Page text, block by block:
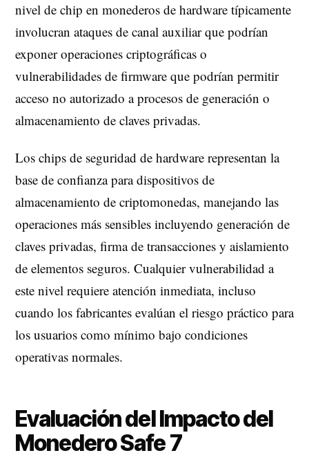
nivel de chip en monederos de hardware típicamente
involucran ataques de canal auxiliar que podrían
exponer operaciones criptográficas o
vulnerabilidades de firmware que podrían permitir
acceso no autorizado a procesos de generación o
almacenamiento de claves privadas.
Los chips de seguridad de hardware representan la
base de confianza para dispositivos de
almacenamiento de criptomonedas, manejando las
operaciones más sensibles incluyendo generación de
claves privadas, firma de transacciones y aislamiento
de elementos seguros. Cualquier vulnerabilidad a
este nivel requiere atención inmediata, incluso
cuando los fabricantes evalúan el riesgo práctico para
los usuarios como mínimo bajo condiciones
operativas normales.
Evaluación del Impacto del
Monedero Safe 7